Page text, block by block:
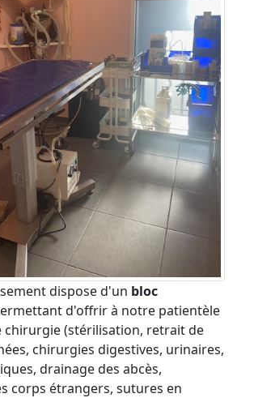
dispose d'un bloc
d'offrir à notre patientèle
chirurgie (stérilisation, retrait de
chirurgies digestives, urinaires,
drainage des abcès,
corps étrangers, sutures en